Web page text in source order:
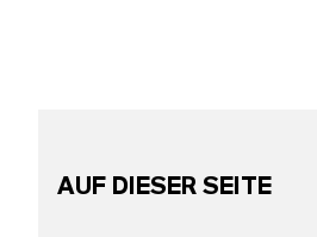
AUF DIESER SEITE